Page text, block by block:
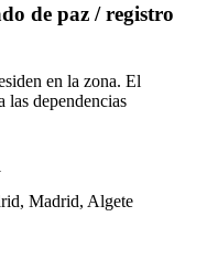
de paz / registro
en la zona. El
las dependencias
Madrid, Algete